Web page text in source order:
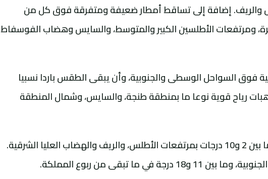
إضافة إلى تساقط أمطار ضعيفة ومتفرقة فوق كل من
ومرتفعات الأطلسين الكبير والمتوسط، والسايس وهضاب الفوسفاط
فوق السواحل الوسطى والجنوبية، وأن يبقى الطقس باردا نسبيا
رياح قوية نوعا ما بمنطقة طنجة، والسايس، وشمال المنطقة
وستتراوح درجات الحرارة الدنيا ما بين 2 و10 درجات بمرتفعات الأطلس، والريف والهضاب العليا الشرقية.